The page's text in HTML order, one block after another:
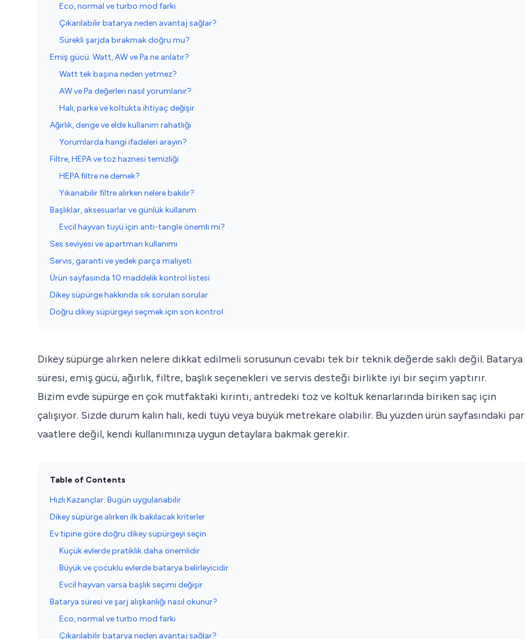
Eco, normal ve turbo mod farkı
Çıkarılabilir batarya neden avantaj sağlar?
Sürekli şarjda bırakmak doğru mu?
Emiş gücü: Watt, AW ve Pa ne anlatır?
Watt tek başına neden yetmez?
AW ve Pa değerleri nasıl yorumlanır?
Halı, parke ve koltukta ihtiyaç değişir
Ağırlık, denge ve elde kullanım rahatlığı
Yorumlarda hangi ifadeleri arayın?
Filtre, HEPA ve toz haznesi temizliği
HEPA filtre ne demek?
Yıkanabilir filtre alırken nelere bakılır?
Başlıklar, aksesuarlar ve günlük kullanım
Evcil hayvan tüyü için anti-tangle önemli mi?
Ses seviyesi ve apartman kullanımı
Servis, garanti ve yedek parça maliyeti
Ürün sayfasında 10 maddelik kontrol listesi
Dikey süpürge hakkında sık sorulan sorular
Doğru dikey süpürgeyi seçmek için son kontrol
Dikey süpürge alırken nelere dikkat edilmeli sorusunun cevabı tek bir teknik değerde saklı değil. Batarya
süresi, emiş gücü, ağırlık, filtre, başlık seçenekleri ve servis desteği birlikte iyi bir seçim yaptırır.
Bizim evde süpürge en çok mutfaktaki kırıntı, antredeki toz ve koltuk kenarlarında biriken saç için
çalışıyor. Sizde durum kalın halı, kedi tüyü veya büyük metrekare olabilir. Bu yüzden ürün sayfasındaki
vaatlere değil, kendi kullanımınıza uygun detaylara bakmak gerekir.
Table of Contents
Hızlı Kazançlar: Bugün uygulanabilir
Dikey süpürge alırken ilk bakılacak kriterler
Ev tipine göre doğru dikey süpürgeyi seçin
Küçük evlerde pratiklik daha önemlidir
Büyük ve çocuklu evlerde batarya belirleyicidir
Evcil hayvan varsa başlık seçimi değişir
Batarya süresi ve şarj alışkanlığı nasıl okunur?
Eco, normal ve turbo mod farkı
Çıkarılabilir batarya neden avantaj sağlar?